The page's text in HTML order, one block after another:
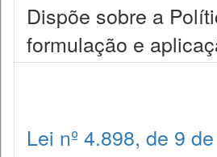
Dispõe sobre a
formulação e
Lei nº 4.898, de 9